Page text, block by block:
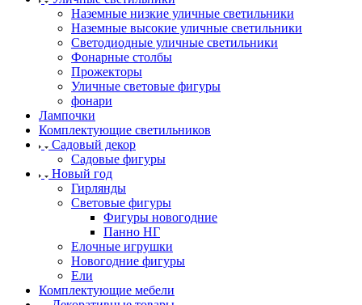
Наземные низкие уличные светильники
Наземные высокие уличные светильники
Светодиодные уличные светильники
Фонарные столбы
Прожекторы
Уличные световые фигуры
фонари
Лампочки
Комплектующие светильников
Садовый декор
Садовые фигуры
Новый год
Гирлянды
Световые фигуры
Фигуры новогодние
Панно НГ
Елочные игрушки
Новогодние фигуры
Ели
Комплектующие мебели